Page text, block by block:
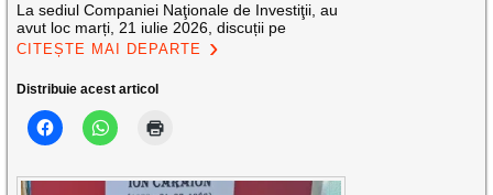
La sediul Companiei Naţionale de Investiţii, au
avut loc marți, 21 iulie 2026, discuții pe
CITEȘTE MAI DEPARTE
Distribuie acest articol